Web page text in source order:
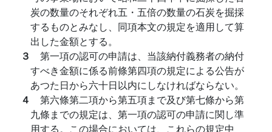
炭の数量のそれぞれ五・五倍の数量の石炭を掘採
するものとみなし、同項本文の規定を適用して算
出した金額とする。
３ 第一項の認可の申請は、当該納付義務者の納付
すべき金額に係る前條第四項の規定による公告が
あつた日から六十日以内にしなければならない。
４ 第六條第二項から第五項まで及び第七條から第
九條までの規定は、第一項の認可の申請に関し準
用する。この場合においては、これらの規定中